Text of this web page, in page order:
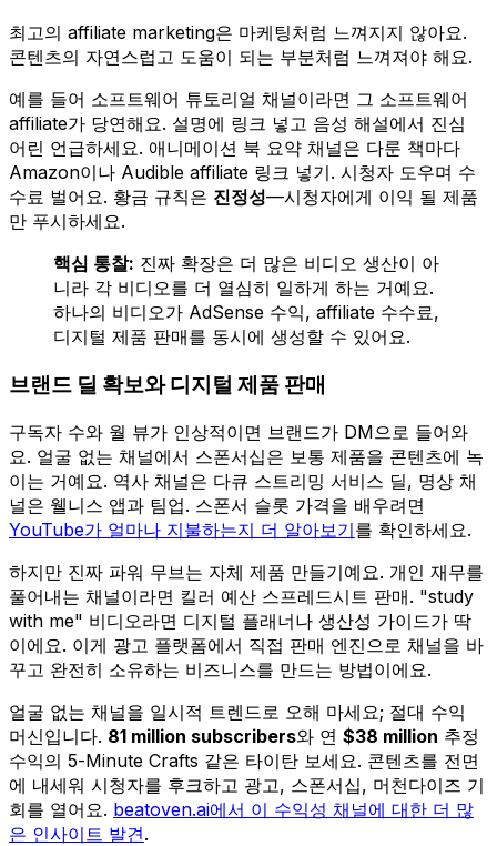
최고의 affiliate marketing은 마케팅처럼 느껴지지 않아요.
콘텐츠의 자연스럽고 도움이 되는 부분처럼 느껴져야 해요.
예를 들어 소프트웨어 튜토리얼 채널이라면 그 소프트웨어
affiliate가 당연해요. 설명에 링크 넣고 음성 해설에서 진심
어린 언급하세요. 애니메이션 북 요약 채널은 다룬 책마다
Amazon이나 Audible affiliate 링크 넣기. 시청자 도우며 수
수료 벌어요. 황금 규칙은 진정성—시청자에게 이익 될 제품
만 푸시하세요.
핵심 통찰: 진짜 확장은 더 많은 비디오 생산이 아
니라 각 비디오를 더 열심히 일하게 하는 거예요.
하나의 비디오가 AdSense 수익, affiliate 수수료,
디지털 제품 판매를 동시에 생성할 수 있어요.
브랜드 딜 확보와 디지털 제품 판매
구독자 수와 월 뷰가 인상적이면 브랜드가 DM으로 들어와
요. 얼굴 없는 채널에서 스폰서십은 보통 제품을 콘텐츠에 녹
이는 거예요. 역사 채널은 다큐 스트리밍 서비스 딜, 명상 채
널은 웰니스 앱과 팀업. 스폰서 슬롯 가격을 배우려면
YouTube가 얼마나 지불하는지 더 알아보기를 확인하세요.
하지만 진짜 파워 무브는 자체 제품 만들기예요. 개인 재무를
풀어내는 채널이라면 킬러 예산 스프레드시트 판매. "study
with me" 비디오라면 디지털 플래너나 생산성 가이드가 딱
이에요. 이게 광고 플랫폼에서 직접 판매 엔진으로 채널을 바
꾸고 완전히 소유하는 비즈니스를 만드는 방법이에요.
얼굴 없는 채널을 일시적 트렌드로 오해 마세요; 절대 수익
머신입니다. 81 million subscribers와 연 $38 million 추정
수익의 5-Minute Crafts 같은 타이탄 보세요. 콘텐츠를 전면
에 내세워 시청자를 후크하고 광고, 스폰서십, 머천다이즈 기
회를 열어요. beatoven.ai에서 이 수익성 채널에 대한 더 많
은 인사이트 발견.